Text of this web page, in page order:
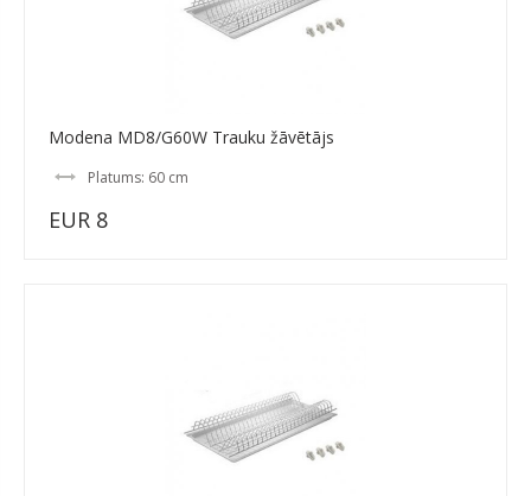
Modena MD8/G60W Trauku žāvētājs
Platums: 60 cm
EUR 8